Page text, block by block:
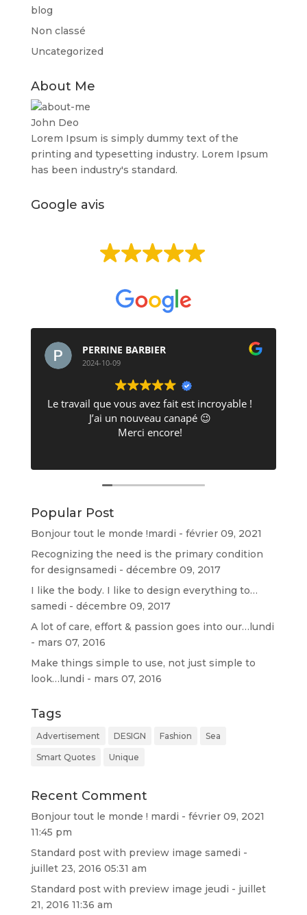
blog
Non classé
Uncategorized
About Me
John Deo
Lorem Ipsum is simply dummy text of the
printing and typesetting industry. Lorem Ipsum
has been industry's standard.
Google avis
PERRINE BARBIER
2024-10-09
Le travail que vous avez fait est incroyable !
J’ai un nouveau canapé 😉
Merci encore!
Popular Post
Bonjour tout le monde !mardi - février 09, 2021
Recognizing the need is the primary condition
for designsamedi - décembre 09, 2017
I like the body. I like to design everything to…
samedi - décembre 09, 2017
A lot of care, effort & passion goes into our…lundi
- mars 07, 2016
Make things simple to use, not just simple to
look…lundi - mars 07, 2016
Tags
Advertisement DESIGN Fashion Sea
Smart Quotes Unique
Recent Comment
Bonjour tout le monde ! mardi - février 09, 2021
11:45 pm
Standard post with preview image samedi -
juillet 23, 2016 05:31 am
Standard post with preview image jeudi - juillet
21, 2016 11:36 am